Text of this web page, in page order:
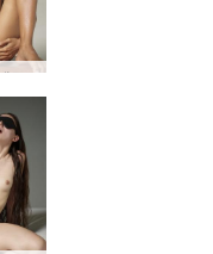
Allie 아시아 에로틱 패션 #50